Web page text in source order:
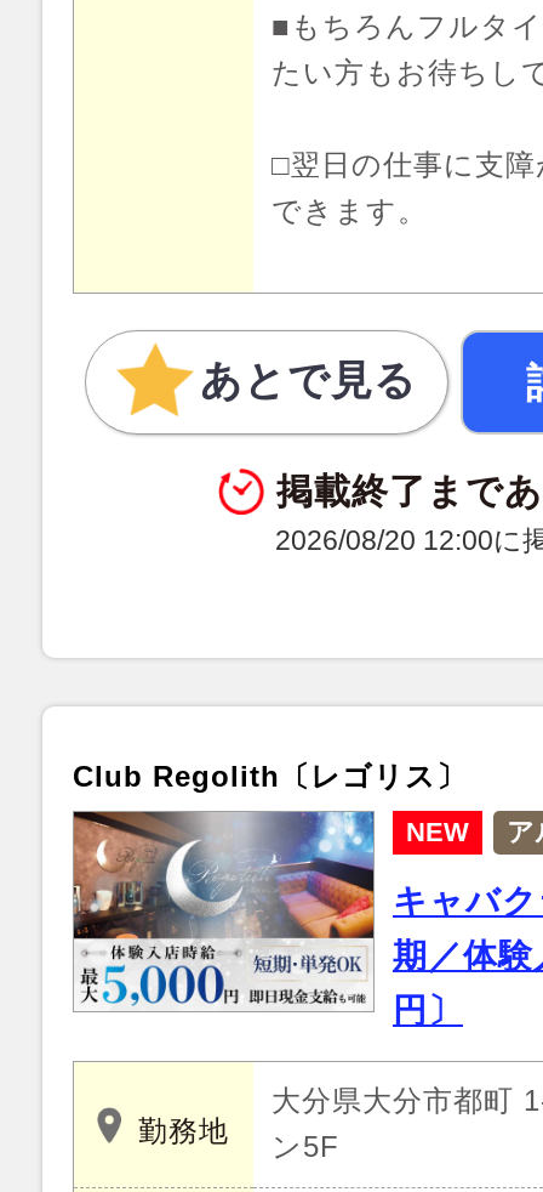
■もちろんフルタ
たい方もお待ちし
□翌日の仕事に支
できます。
あとで見る
掲載終了まで
2026/08/20 12:00に
Club Regolith〔レゴリス〕
NEW ア
キャバ
期／体
円〕
勤務地
大分県大分市都町
ン5F